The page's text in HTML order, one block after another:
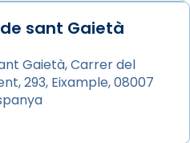
ha tingut lloc la
en agraïment al
la visita apostòlica
sant Gaietà
Gaietà, Carrer del
293, Eixample, 08007